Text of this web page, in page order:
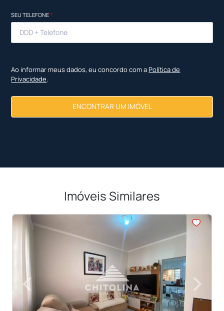
SEU TELEFONE*
Ao informar meus dados, eu concordo com a Política de
Privacidade.
ENCONTRAR UM IMÓVEL
Imóveis Similares
<< <
‹
Previous ›
Next